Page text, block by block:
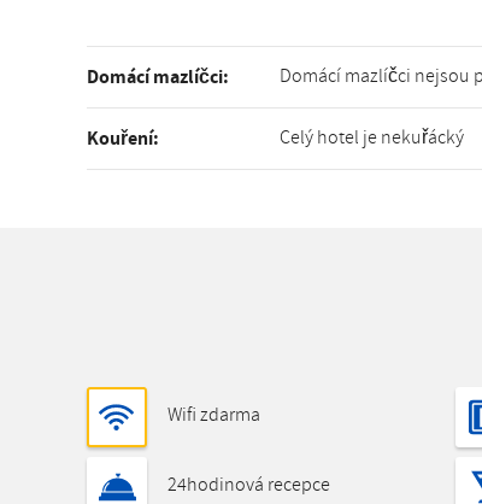
Domácí mazlíčci: Domácí mazlíčci nejsou
Kouření: Celý hotel je nekuřácký
Wifi zdarma
24hodinová recepce